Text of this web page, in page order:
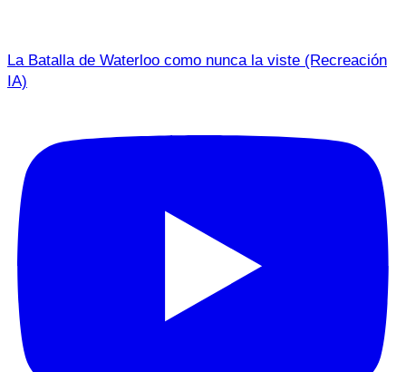
La Batalla de Waterloo como nunca la viste (Recreación
IA)